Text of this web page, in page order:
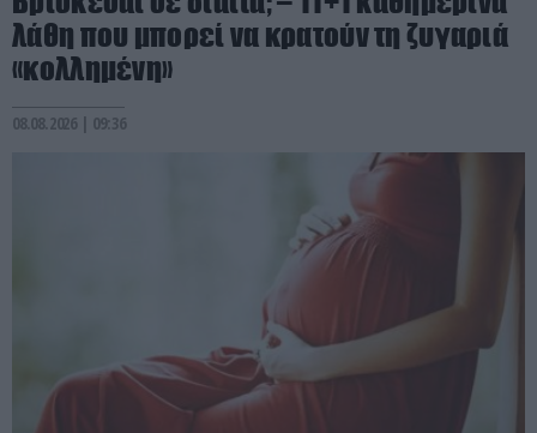
λάθη που μπορεί να κρατούν τη ζυγαριά
«κολλημένη»
08.08.2026 | 09:36